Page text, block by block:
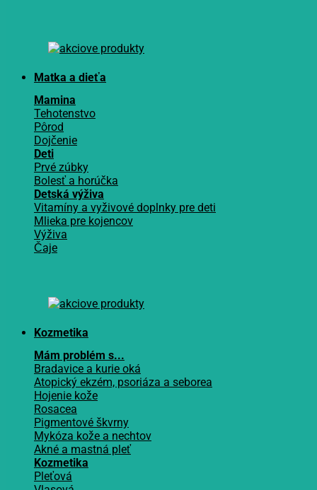
Matka a dieťa
Mamina
Tehotenstvo
Pôrod
Dojčenie
Deti
Prvé zúbky
Bolesť a horúčka
Detská výživa
Vitamíny a vyživové doplnky pre deti
Mlieka pre kojencov
Výživa
Čaje
Kozmetika
Mám problém s...
Bradavice a kurie oká
Atopický ekzém, psoriáza a seborea
Hojenie kože
Rosacea
Pigmentové škvrny
Mykóza kože a nechtov
Akné a mastná pleť
Kozmetika
Pleťová